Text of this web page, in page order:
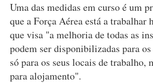
Uma das medidas em curso é um
que a Força Aérea está a trabalhar
que visa "a melhoria de todas as
podem ser disponibilizadas para
só para os seus locais de trabalho,
para alojamento".